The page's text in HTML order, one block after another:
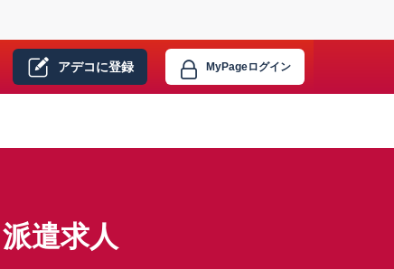
アデコに登録 MyPageログイン
遣求人